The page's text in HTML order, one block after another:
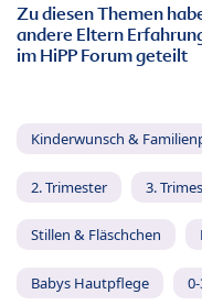
Zu diesen Themen
andere Eltern
im HiPP Forum geteilt
Kinderwunsch &
2. Trimester 3.
Stillen & Fläschchen
Babys Hautpflege